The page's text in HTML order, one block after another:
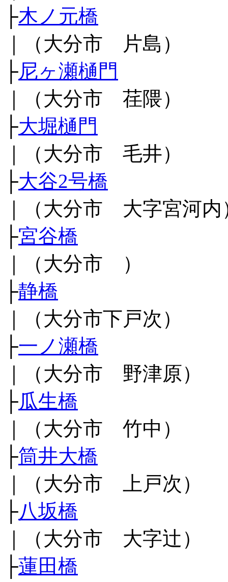
├木ノ元橋
｜（大分市 片島）
├尼ヶ瀬樋門
｜（大分市 荏隈）
├大堀樋門
｜（大分市 毛井）
├大谷2号橋
｜（大分市 大字宮河内
├宮谷橋
｜（大分市 ）
├静橋
｜（大分市下戸次）
├一ノ瀬橋
｜（大分市 野津原）
├瓜生橋
｜（大分市 竹中）
├筒井大橋
｜（大分市 上戸次）
├八坂橋
｜（大分市 大字辻）
├蓮田橋